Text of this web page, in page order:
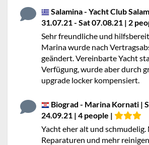
Salamina - Yacht Club
31.07.21 - Sat 07.08.21 | 2
Sehr freundliche und
Marina wurde nach
geändert. Vereinbarte Yacht
Verfügung, wurde aber durch
upgrade locker kompensiert.
Biograd - Marina Kornati |
24.09.21 | 4 people |
Yacht eher alt und
Reparaturen und mehr